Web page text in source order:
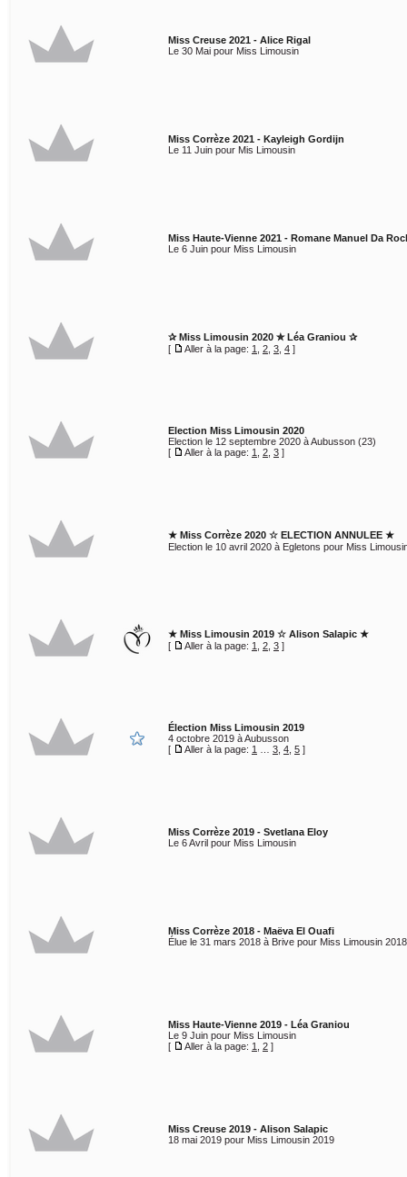
Miss Creuse 2021 - Alice Rigal
Le 30 Mai pour Miss Limousin
Miss Corrèze 2021 - Kayleigh Gordijn
Le 11 Juin pour Mis Limousin
Miss Haute-Vienne 2021 - Romane Manuel Da
Le 6 Juin pour Miss Limousin
✰ Miss Limousin 2020 ✮ Léa Graniou ✰
[
Aller à la page: 1 2 3 4 ]
Election Miss Limousin 2020
Election le 12 septembre 2020 à Aubusson (23)
[
Aller à la page: 1 2 3 ]
★ Miss Corrèze 2020 ☆ ELECTION ANNULEE ★
Election le 10 avril 2020 à Egletons pour Miss
★ Miss Limousin 2019 ☆ Alison Salapic ★
[
Aller à la page: 1 2 3 ]
Élection Miss Limousin 2019
4 octobre 2019 à Aubusson
[
Aller à la page: 1 3 4 5 ]
Miss Corrèze 2019 - Svetlana Eloy
Le 6 Avril pour Miss Limousin
Miss Corrèze 2018 - Maëva El Ouafi
Élue le 31 mars 2018 à Brive pour Miss Limousin
Miss Haute-Vienne 2019 - Léa Graniou
Le 9 Juin pour Miss Limousin
[
Aller à la page: 1 2 ]
Miss Creuse 2019 - Alison Salapic
18 mai 2019 pour Miss Limousin 2019